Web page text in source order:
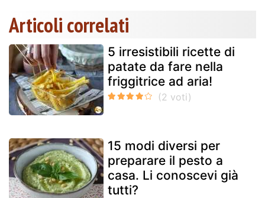
Articoli correlati
5 irresistibili ricette di
patate da fare nella
friggitrice ad aria!
15 modi diversi per
preparare il pesto a
casa. Li conoscevi già
tutti?